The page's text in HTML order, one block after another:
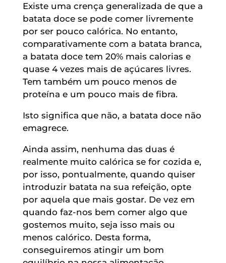
Existe uma crença generalizada de que a
batata doce se pode comer livremente
por ser pouco calórica. No entanto,
comparativamente com a batata branca,
a batata doce tem 20% mais calorias e
quase 4 vezes mais de açúcares livres.
Tem também um pouco menos de
proteína e um pouco mais de fibra.
Isto significa que não, a batata doce não
emagrece.
Ainda assim, nenhuma das duas é
realmente muito calórica se for cozida e,
por isso, pontualmente, quando quiser
introduzir batata na sua refeição, opte
por aquela que mais gostar. De vez em
quando faz-nos bem comer algo que
gostemos muito, seja isso mais ou
menos calórico. Desta forma,
conseguiremos atingir um bom